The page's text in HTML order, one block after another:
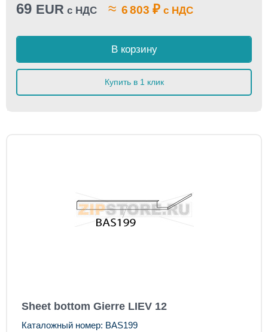
69 EUR с НДС ≈ 6 803 ₽ с НДС
В корзину
Купить в 1 клик
Sheet bottom Gierre LIEV 12
Каталожный номер: BAS199